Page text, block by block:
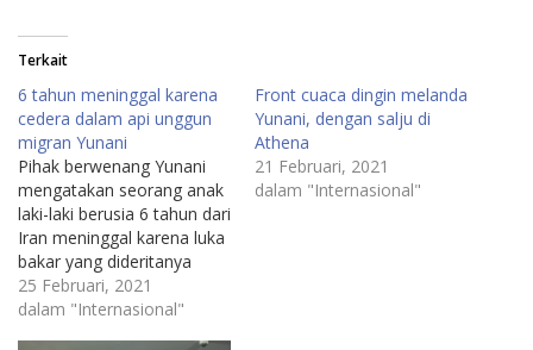
Terkait
6 tahun meninggal karena
cedera dalam api unggun
migran Yunani
Pihak berwenang Yunani
mengatakan seorang anak
laki-laki berusia 6 tahun dari
Iran meninggal karena luka
bakar yang dideritanya
selama kebakaran
semalam di sebuah kamp
25 Februari, 2021
dalam "Internasional"
Front cuaca dingin melanda
Yunani, dengan salju di
Athena
21 Februari, 2021
dalam "Internasional"